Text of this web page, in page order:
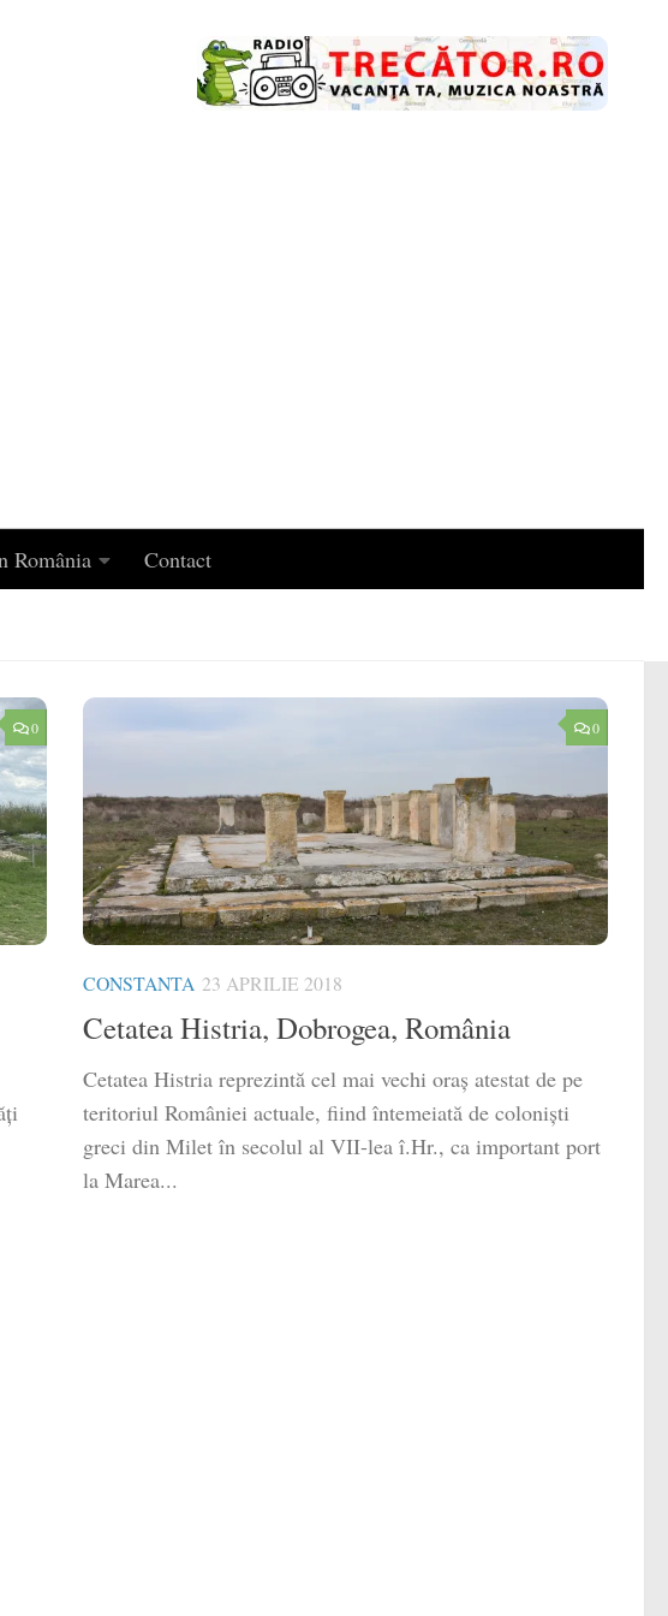
România Contact
0 0
CONSTANTA 23 APRILIE 2018
Cetatea Histria, Dobrogea, România
Cetatea Histria reprezintă cel mai vechi oraș atestat de pe
teritoriul României actuale, fiind întemeiată de coloniști
greci din Milet în secolul al VII-lea î.Hr., ca important port
la Marea...